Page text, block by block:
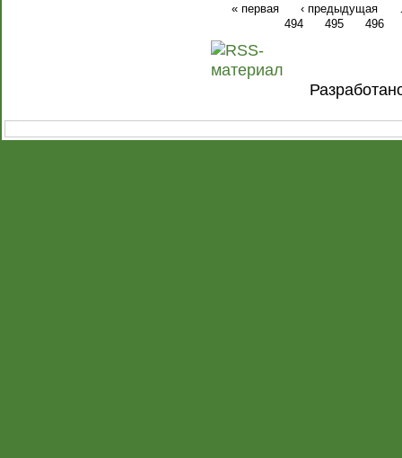
« первая ‹ предыдущая
494
495 496